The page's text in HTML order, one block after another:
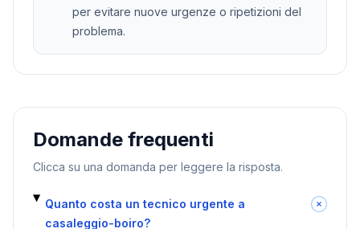
per evitare nuove urgenze o ripetizioni del
problema.
Domande frequenti
Clicca su una domanda per leggere la risposta.
Quanto costa un tecnico urgente a
casaleggio-boiro?